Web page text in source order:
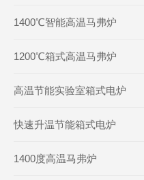
1400℃智能高温马弗炉
1200℃箱式高温马弗炉
高温节能实验室箱式电炉
快速升温节能箱式电炉
1400度高温马弗炉